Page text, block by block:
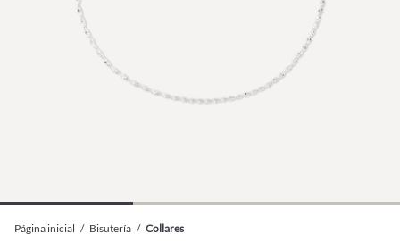
Página inicial / Bisutería / Collares